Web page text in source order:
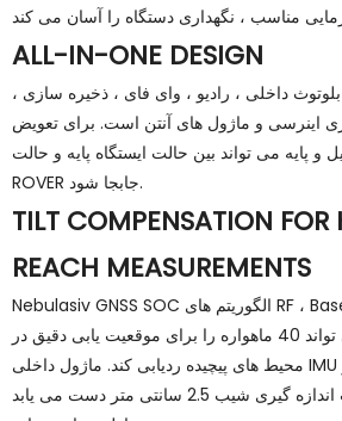
ALL-IN-ONE DESIGN
داخلی ، رادیو ، وای فای ، ذخیره سازی ،
اینرسی و ماژول های آنتن است. برای تعویض
و پایه می تواند بین حالت ایستگاه پایه و حالت
ROVER جابجا شود.
TILT COMPENSATION
REACH MEASUREMENTS
Nebulasiv GNSS SOC الگوریتم های RF ، BaseBand و با دقت بالا را
ادغام می کند. این می تواند 40 ماهواره را برای موقعیت یابی دقیق در
محیط های پیچیده ردیابی کند. ماژول داخلی IMU نیاز به کالیبراسیون ندارد و
به دقت اندازه گیری شیب 2.5 سانتی متر دست می یابد (& LE ؛30°) با